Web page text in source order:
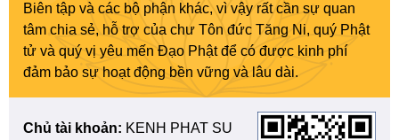
Biên tập và các bộ phận khác, vì vậy rất cần sự quan
tâm chia sẻ, hỗ trợ của chư Tôn đức Tăng Ni, quý Phật
tử và quý vị yêu mến Đạo Phật để có được kinh phí
đảm bảo sự hoạt động bền vững và lâu dài.
Chủ tài khoản: KENH PHAT SU